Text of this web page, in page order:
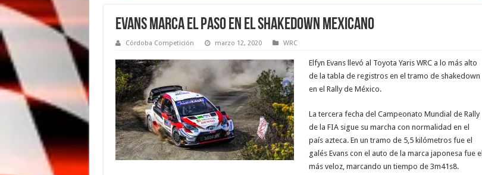
EVANS MARCA EL PASO EN EL SHAKEDOWN MEXICANO
Córdoba Competición marzo 12, 2020 WRC
Elfyn Evans llevó al Toyota Yaris WRC a lo más alto
de la tabla de registros en el tramo de shakedown
en el Rally de México.
La tercera fecha del Campeonato Mundial de Rally
de la FIA sigue su marcha con normalidad en el
país azteca. En un tramo de 5,5 kilómetros fue el
galés Evans con el auto de la marca japonesa fue el
más veloz, marcando un tiempo de 3m41s8.